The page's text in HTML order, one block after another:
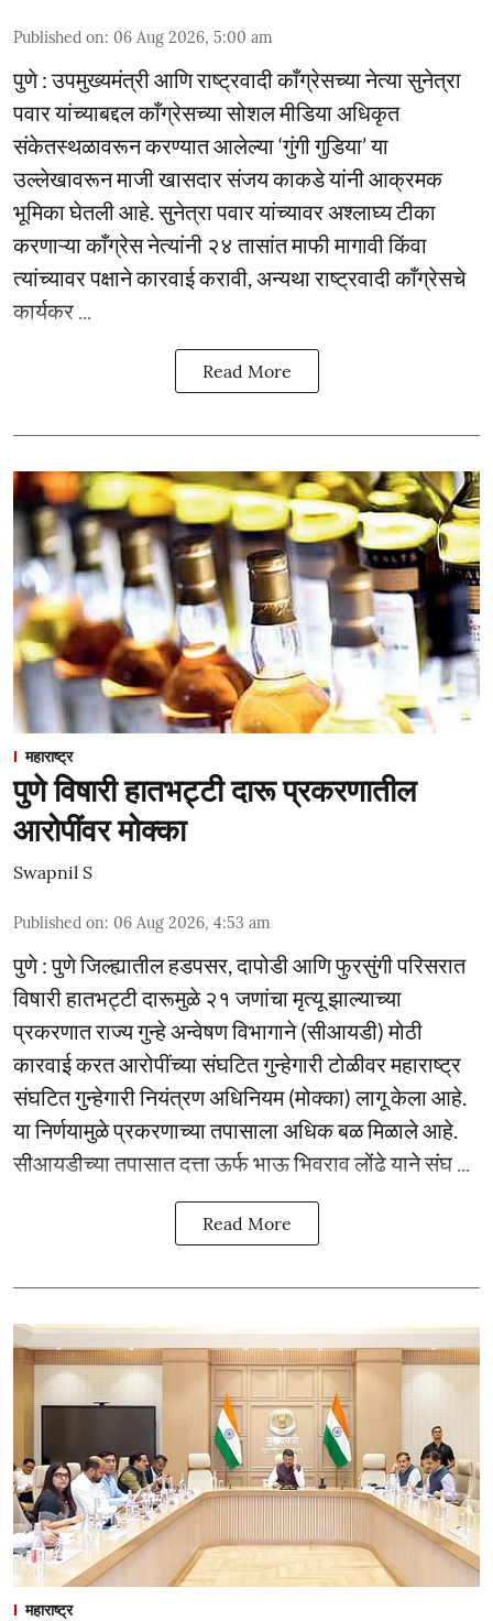
Published on: 06 Aug 2026, 5:00 am
पुणे : उपमुख्यमंत्री आणि राष्ट्रवादी काँग्रेसच्या नेत्या सुनेत्रा
पवार यांच्याबद्दल काँग्रेसच्या सोशल मीडिया अधिकृत
संकेतस्थळावरून करण्यात आलेल्या ‘गुंगी गुडिया’ या
उल्लेखावरून माजी खासदार संजय काकडे यांनी आक्रमक
भूमिका घेतली आहे. सुनेत्रा पवार यांच्यावर अश्लाघ्य टीका
करणाऱ्या काँग्रेस नेत्यांनी २४ तासांत माफी मागावी किंवा
त्यांच्यावर पक्षाने कारवाई करावी, अन्यथा राष्ट्रवादी काँग्रेसचे
कार्यकर ...
Read More
महाराष्ट्र
पुणे विषारी हातभट्टी दारू प्रकरणातील
आरोपींवर मोक्का
Swapnil S
Published on: 06 Aug 2026, 4:53 am
पुणे : पुणे जिल्ह्यातील हडपसर, दापोडी आणि फुरसुंगी परिसरात
विषारी हातभट्टी दारूमुळे २१ जणांचा मृत्यू झाल्याच्या
प्रकरणात राज्य गुन्हे अन्वेषण विभागाने (सीआयडी) मोठी
कारवाई करत आरोपींच्या संघटित गुन्हेगारी टोळीवर महाराष्ट्र
संघटित गुन्हेगारी नियंत्रण अधिनियम (मोक्का) लागू केला आहे.
या निर्णयामुळे प्रकरणाच्या तपासाला अधिक बळ मिळाले आहे.
सीआयडीच्या तपासात दत्ता ऊर्फ भाऊ भिवराव लोंढे याने संघ ...
Read More
महाराष्ट्र